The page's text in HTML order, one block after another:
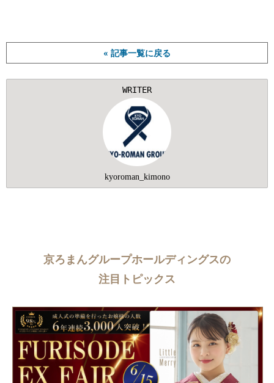
« 記事一覧に戻る
WRITER
kyoroman_kimono
京ろまんグループホールディングスの
注目トピックス